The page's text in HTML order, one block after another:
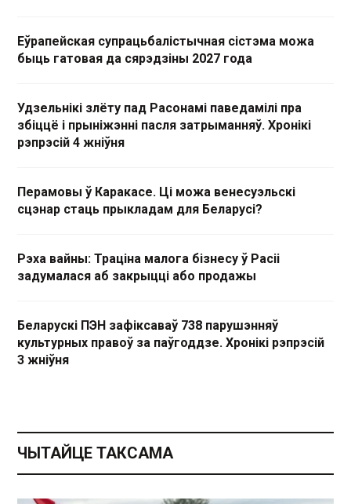
Еўрапейская супрацьбалістычная сістэма можа
быць гатовая да сярэдзіны 2027 года
Удзельнікі злёту пад Расонамі паведамілі пра
збіццё і прыніжэнні пасля затрыманняў. Хронікі
рэпрэсій 4 жніўня
Перамовы ў Каракасе. Ці можа венесуэльскі
сцэнар стаць прыкладам для Беларусі?
Рэха вайны: Траціна малога бізнесу ў Расіі
задумалася аб закрыцці або продажы
Беларускі ПЭН зафіксаваў 738 парушэнняў
культурных правоў за паўгоддзе. Хронікі рэпрэсій
3 жніўня
ЧЫТАЙЦЕ ТАКСАМА